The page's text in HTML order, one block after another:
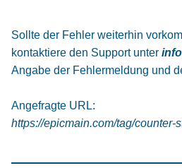
Sollte der Fehler weiterhin
kontaktiere den Support unter
Angabe der Fehlermeldung und
Angefragte URL:
https://epicmain.com/tag/counter-